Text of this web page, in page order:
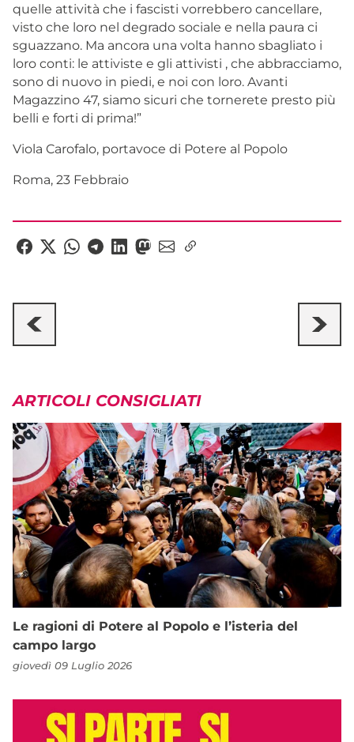
quelle attività che i fascisti vorrebbero cancellare,
visto che loro nel degrado sociale e nella paura ci
sguazzano. Ma ancora una volta hanno sbagliato i
loro conti: le attiviste e gli attivisti , che abbracciamo,
sono di nuovo in piedi, e noi con loro. Avanti
Magazzino 47, siamo sicuri che tornerete presto più
belli e forti di prima!”
Viola Carofalo, portavoce di Potere al Popolo
Roma, 23 Febbraio
ARTICOLI CONSIGLIATI
Le ragioni di Potere al Popolo e l’isteria del
campo largo
giovedì 09 Luglio 2026